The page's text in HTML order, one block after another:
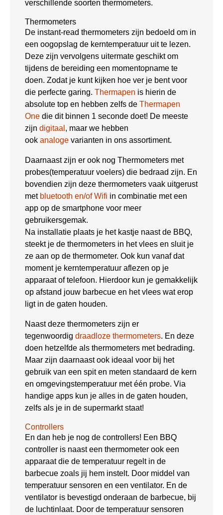
verschillende soorten thermometers.
Thermometers
De instant-read thermometers zijn bedoeld om in
een oogopslag de kerntemperatuur uit te lezen.
Deze zijn vervolgens uitermate geschikt om
tijdens de bereiding een momentopname te
doen. Zodat je kunt kijken hoe ver je bent voor
die perfecte garing. Thermapen is hierin de
absolute top en hebben zelfs de Thermapen
One die dit binnen 1 seconde doet! De meeste
zijn digitaal , maar we hebben
ook analoge varianten in ons assortiment.
Daarnaast zijn er ook nog Thermometers met
probes(temperatuur voelers) die bedraad zijn. En
bovendien zijn deze thermometers vaak uitgerust
met bluetooth en/of Wifi in combinatie met een
app op de smartphone voor meer
gebruikersgemak.
Na installatie plaats je het kastje naast de BBQ,
steekt je de thermometers in het vlees en sluit je
ze aan op de thermometer. Ook kun vanaf dat
moment je kerntemperatuur aflezen op je
apparaat of telefoon. Hierdoor kun je gemakkelijk
op afstand jouw barbecue en het vlees wat erop
ligt in de gaten houden.
Naast deze thermometers zijn er
tegenwoordig draadloze thermometers. En deze
doen hetzelfde als thermometers met bedrading.
Maar zijn daarnaast ook ideaal voor bij het
gebruik van een spit en meten standaard de kern
en omgevingstemperatuur met één probe. Via
handige apps kun je alles in de gaten houden,
zelfs als je in de supermarkt staat!
Controllers
En dan heb je nog de controllers! Een BBQ
controller is naast een thermometer ook een
apparaat die de temperatuur regelt in de
barbecue zoals jij hem instelt. Door middel van
temperatuur sensoren en een ventilator. En de
ventilator is bevestigd onderaan de barbecue, bij
de luchtinlaat. Door de temperatuur sensoren